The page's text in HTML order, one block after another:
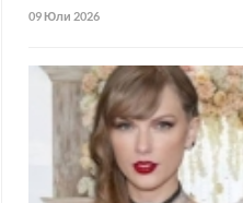
09 Юли 2026